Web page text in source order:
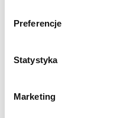
Preferencje
Statystyka
Marketing